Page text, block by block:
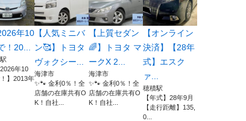
年10
！20...
2026年10
】2013年
【人気ミニバ
ン🥰】トヨタ
ヴォクシー...
海津市
✨🐾 金利0％！全
店舗の在庫共有O
K！自社...
【上質セダン
🌈】トヨタ マ
ークX 2...
海津市
✨🐾 金利0％！全
店舗の在庫共有O
K！自社...
【オンライン
決済】【28年
式】エスク
ァ...
穂積駅
【年式】28年9月
【走行距離】135,
0...